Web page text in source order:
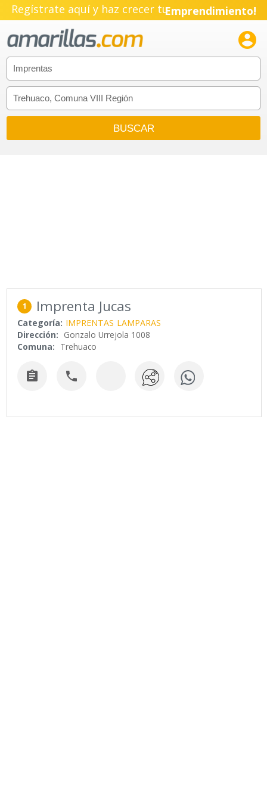
Regístrate aquí y haz crecer tuEmprendimiento!

1 Imprenta Jucas
Categoría: IMPRENTAS LAMPARAS
Dirección: Gonzalo Urrejola 1008
Comuna: Trehuaco
 